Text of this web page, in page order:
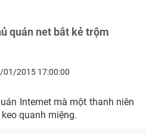
quán net bắt kẻ trộm
01/2015 17:00:00
Internet mà một thanh niên
quanh miệng.